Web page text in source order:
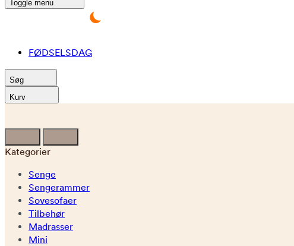
Toggle menu
FØDSELSDAG
Søg
Kurv
Kategorier
Senge
Sengerammer
Sovesofaer
Tilbehør
Madrasser
Mini